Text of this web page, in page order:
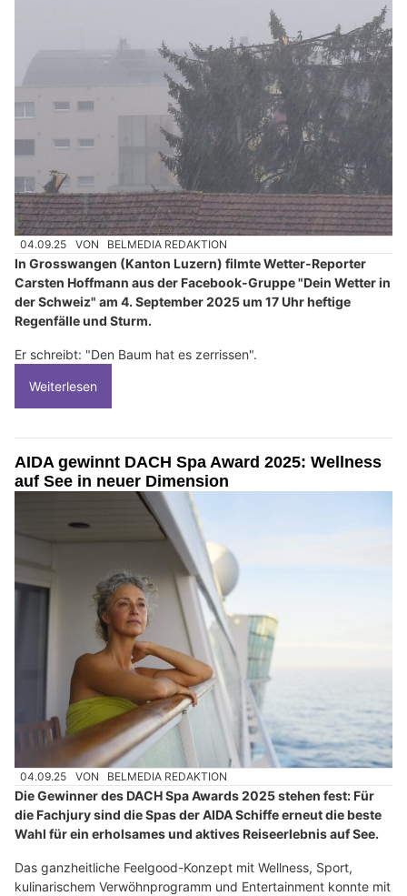
04.09.25 VON BELMEDIA REDAKTION
In Grosswangen (Kanton Luzern) filmte Wetter-Reporter
Carsten Hoffmann aus der Facebook-Gruppe "Dein Wetter in
der Schweiz" am 4. September 2025 um 17 Uhr heftige
Regenfälle und Sturm.
Er schreibt: "Den Baum hat es zerrissen".
Weiterlesen
AIDA gewinnt DACH Spa Award 2025: Wellness
auf See in neuer Dimension
04.09.25 VON BELMEDIA REDAKTION
Die Gewinner des DACH Spa Awards 2025 stehen fest: Für
die Fachjury sind die Spas der AIDA Schiffe erneut die beste
Wahl für ein erholsames und aktives Reiseerlebnis auf See.
Das ganzheitliche Feelgood-Konzept mit Wellness, Sport,
kulinarischem Verwöhnprogramm und Entertainment konnte mit